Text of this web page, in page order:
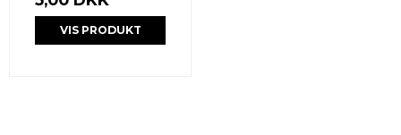
VIS PRODUKT